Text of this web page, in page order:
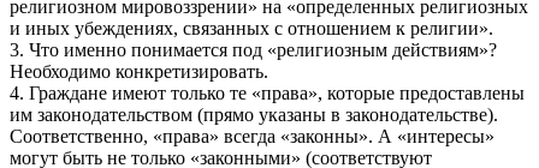
религиозном мировоззрении» на «определенных религиозных
и иных убеждениях, связанных с отношением к религии».
3. Что именно понимается под «религиозным действиям»?
Необходимо конкретизировать.
4. Граждане имеют только те «права», которые предоставлены
им законодательством (прямо указаны в законодательстве).
Соответственно, «права» всегда «законны». А «интересы»
могут быть не только «законными» (соответствуют